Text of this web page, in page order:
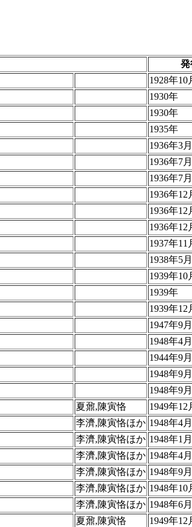
発
1928年10
1930年
1930年
1935年
1936年3月
1936年7月
1936年7月
1936年12
1936年12
1936年12
1937年11
1938年5月
1939年10
1939年
1939年12
1947年9月
1948年4月
1944年9月
1948年9月
1948年9月
夏鼐,陳寅恪
1949年12
李濟,陳寅恪ほか 1948年4月
李濟,陳寅恪ほか 1948年1月
李濟,陳寅恪ほか 1948年4月
李濟,陳寅恪ほか 1948年9月
李濟,陳寅恪ほか 1948年10
李濟,陳寅恪ほか 1948年6月
夏鼐,陳寅恪
1949年12